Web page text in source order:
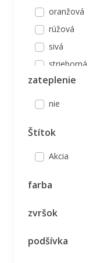
oranžová
rúžová
sivá
strieborná
zelená
zateplenie
nie
Štítok
Akcia
farba
zvršok
podšívka